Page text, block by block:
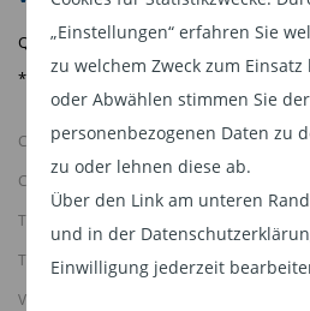
„Einstellungen“ erfahren Sie
zu welchem Zweck zum
oder Abwählen stimmen Sie
personenbezogenen Daten zu
zu oder lehnen diese ab.
Über den Link am unteren
und in der
Einwilligung jederzeit
Quelle: Carmignac, 30/06/2026
*Daten zum 31.12.2025
CARMIGNAC GESTION Luxembourg
City Link - 7, rue de la Chapelle - L-1325
Tel : (+352) 46 70 60 1
Tochtergesellschaft der Carmignac
Von der CSSF zugelassene